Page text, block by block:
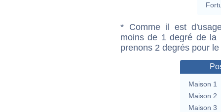
* Comme il est
moins de 1 degré de la
prenons 2 degrés pour
Maison 1
Maison 2
Maison 3